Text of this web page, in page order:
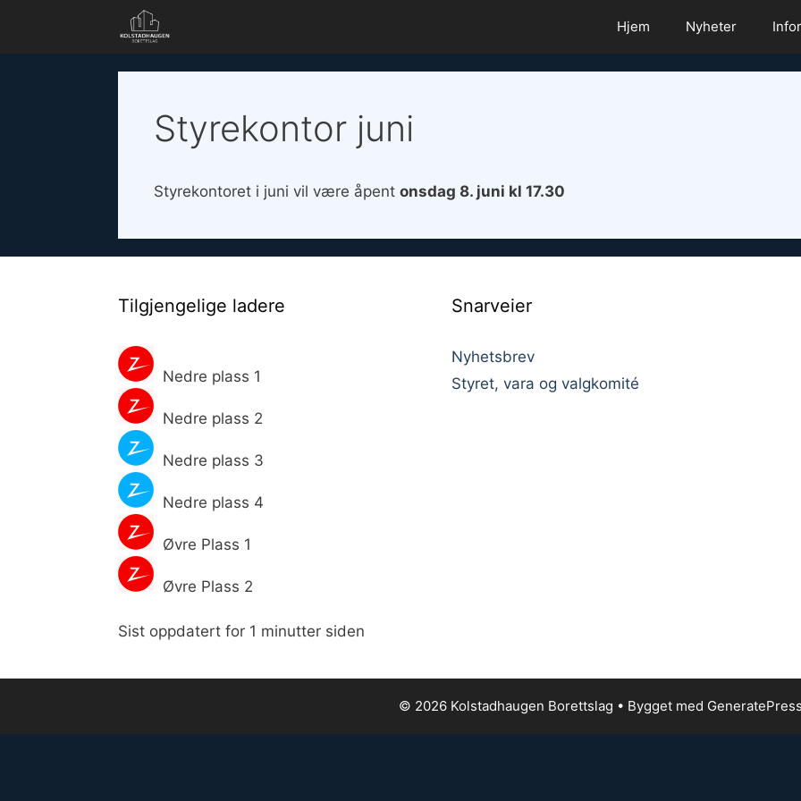
Hjem Nyheter
Styrekontor juni
Styrekontoret i juni vil være åpent onsdag 8. juni kl 17.30
Tilgjengelige ladere
Nedre plass 1
Nedre plass 2
Nedre plass 3
Nedre plass 4
Øvre Plass 1
Øvre Plass 2
Sist oppdatert for 1 minutter siden
Snarveier
Nyhetsbrev
Styret, vara og valgkomité
© 2026 Kolstadhaugen Borettslag • Bygget med